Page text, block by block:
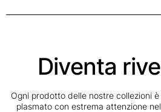
Diventa
Ogni prodotto delle nostre collezioni
plasmato con estrema attenzione